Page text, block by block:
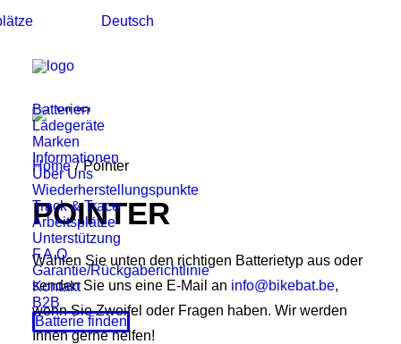
Deutsch
Batterien
Ladegeräte
Marken
Informationen
Über Uns
Wiederherstellungspunkte
Track & Trace
Arbeitsplätze
Unterstützung
F.A.Q.
Garantie/Rückgaberichtlinie
Kontakt
B2B
Batterie finden
Home Pointer
POINTER
Wählen Sie unten den richtigen Batterietyp aus oder
senden Sie uns eine E-Mail an info@bikebat.be,
wenn Sie Zweifel oder Fragen haben. Wir werden
Ihnen gerne helfen!